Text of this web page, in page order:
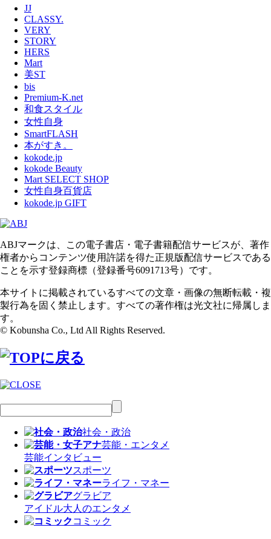
JJ
CLASSY.
VERY
STORY
HERS
Mart
美ST
bis
Premium-K.net
和食スタイル
女性自身
SmartFLASH
本がすき。
kokode.jp
kokode Beauty
Mart SELECT SHOP
女性自身百貨店
kokode.jp GIFT
ABJマークは、この電子書店・電子書籍配信サービスが、著作
権者からコンテンツ使用許諾を得た正規版配信サービスである
ことを示す登録商標（登録番号6091713号）です。
本サイトに掲載されているすべての文章・画像の無断転載・複
製行為を固く禁止します。すべての著作権は光文社に帰属しま
す。
© Kobunsha Co., Ltd All Rights Reserved.
社会・政治
芸能・エンタメ
芸能インタビュー
スポーツ
ライフ・マネー
グラビア
アイドル大人のエンタメ
コミック